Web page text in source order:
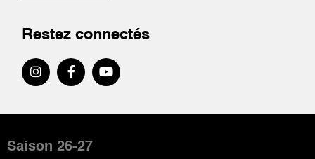
Restez connectés
de
Saison 26-27